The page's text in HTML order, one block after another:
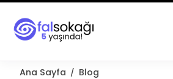
Ana Sayfa / Blog